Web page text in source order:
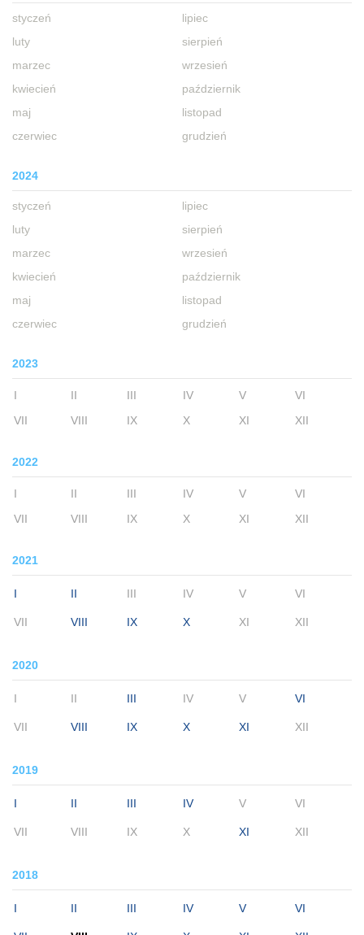
styczeń
luty
marzec
kwiecień
maj
czerwiec
lipiec
sierpień
wrzesień
październik
listopad
grudzień
2024
styczeń
luty
marzec
kwiecień
maj
czerwiec
lipiec
sierpień
wrzesień
październik
listopad
grudzień
2023
I II III IV V
VI
VII
VIII IX X XI XII
2022
I II III IV V
VI
VII
VIII IX X XI XII
2021
I II III IV V VI
VII VIII IX X XI XII
2020
I II III IV V VI
VII VIII IX X XI XII
2019
I II III IV V VI
VII VIII IX X XI XII
2018
I II III IV V VI